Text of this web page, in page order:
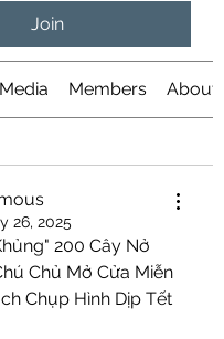
Join
Media Members About
26, 2025
200 Cây Nở
Chủ Mở Cửa Miễn
Chụp Hình Dịp Tết